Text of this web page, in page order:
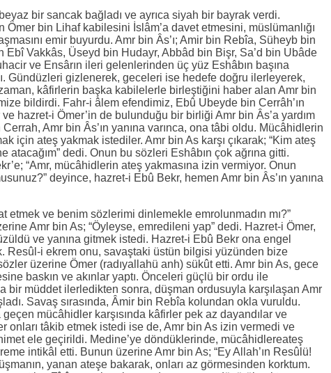
bir sancak bağladı ve ayrıca siyah bir bayrak verdi.
Ömer bin Lihaf kabilesini İslâm’a davet etmesini, müslümanlığı
emir buyurdu. Amr bin Âs’ı; Amir bin Rebîa, Süheyb bin
Ebî Vakkâs, Üseyd bin Hudayr, Abbâd bin Bişr, Sa’d bin Ubâde
ve Ensârın ileri gelenlerinden üç yüz Eshâbın başına
Gündüzleri gizlenerek, geceleri ise hedefe doğru ilerleyerek,
kâfirlerin başka kabilelerle birleştiğini haber alan Amr bin
bildirdi. Fahr-i âlem efendimiz, Ebû Ubeyde bin Cerrâh’ın
hazret-i Ömer’in de bulunduğu bir birliği Amr bin Âs’a yardım
Amr bin Âs’ın yanına varınca, ona tâbi oldu. Mücâhidlerin
için ateş yakmak istediler. Amr bin As karşı çıkarak; “Kim ateş
atacağım” dedi. Onun bu sözleri Eshâbın çok ağrına gitti.
“Amr, mücâhidlerin ateş yakmasına izin vermiyor. Onun
deyince, hazret-i Ebû Bekr, hemen Amr bin Âs’ın yanına
etmek ve benim sözlerimi dinlemekle emrolunmadın mı?”
Amr bin As; “Öyleyse, emredileni yap” dedi. Hazret-i Ömer,
ve yanına gitmek istedi. Hazret-i Ebû Bekr ona engel
Resûl-i ekrem onu, savaştaki üstün bilgisi yüzünden bize
üzerine Ömer (radıyallahü anh) sükût etti. Amr bin As, gece
baskın ve akınlar yaptı. Önceleri güçlü bir ordu ile
bir müddet ilerledikten sonra, düşman ordusuyla karşılaşan Amr
Savaş sırasında, Âmir bin Rebîa kolundan okla vuruldu.
mücâhidler karşısında kâfirler pek az dayandılar ve
onları tâkib etmek istedi ise de, Amr bin As izin vermedi ve
ele geçirildi. Medine’ye döndüklerinde, mücâhidlereateş
intikâl etti. Bunun üzerine Amr bin As; “Ey Allah’ın Resûlü!
yanan ateşe bakarak, onları az görmesinden korktum.